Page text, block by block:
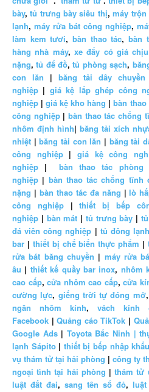
bày,tủ trưng bày siêu thị,máy trộn
lạnh, máy rửa bát công nghiệp,
làm kem tươi,bàn thao tác,bàn
hàng nhà máy, xe đẩy có giá
nặng,tủ để đồ,tủ phòng sạch,
con lăn | băng tải dây
nghiệp | giá kệ lắp ghép công
nghiệp |giá kệ kho hàng |bàn thao
công nghiệp|bàn thao tác chống
nhôm định hình| băng tải xích
nhiệt |băng tải con lăn | băng tải
công nghiệp|giá kệ công
nghiệp |bàn thao tác phòng
nghiệp | bàn thao tác chống tĩnh
nặng | bàn thao tác đa năng |lò
công nghiệp|thiết bị bếp
nghiệp | bàn mát | tủ trưng bày |
đá viên công nghiệp | tủ đông lạnh
bar | thiết bị chế biến thực phẩm |
rửa bát băng chuyền | máy rửa
âu | thiết kế quầy bar inox, nhôm
cao cấp, cửa nhôm cao cấp, cửa
cường lực, giếng trời tự đóng mở,
ngăn nhôm kính, vách kính
Facebook |Quảng cáo TikTok |
Google Ads| Toyota Bắc Ninh |
lạnh Sápito | thiết bị bếp nhập
vụ thám tử tại hải phòng | công ty
ngoại tình tại hải phòng |thám tử
luật đất đai, sang tên sổ đỏ,